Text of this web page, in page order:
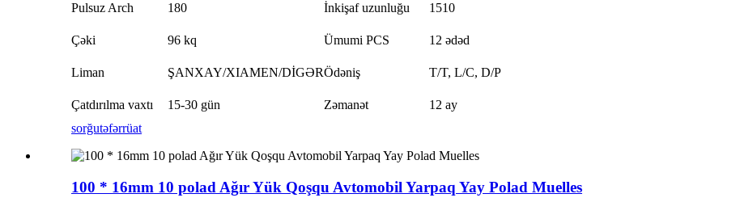
Pulsuz Arch 180 İnkişaf uzunluğu 1510
Çəki 96 kq Ümumi PCS 12 ədəd
Liman ŞANXAY/XIAMEN/DİGƏRÖdəniş T/T, L/C, D/P
Çatdırılma vaxtı 15-30 gün Zəmanət
12 ay
sorğutəfərrüat
100 * 16mm 10 polad Ağır Yük Qoşqu Avtomobil Yarpaq Yay Polad Muelles